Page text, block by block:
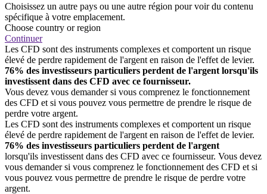
Choisissez un autre pays ou une autre région pour voir du contenu
spécifique à votre emplacement.
Choose country or region
Continuer
Les CFD sont des instruments complexes et comportent un risque
élevé de perdre rapidement de l'argent en raison de l'effet de levier.
76% des investisseurs particuliers perdent de l'argent lorsqu'ils
investissent dans des CFD avec ce fournisseur.
Vous devez vous demander si vous comprenez le fonctionnement
des CFD et si vous pouvez vous permettre de prendre le risque de
perdre votre argent.
Les CFD sont des instruments complexes et comportent un risque
élevé de perdre rapidement de l'argent en raison de l'effet de levier.
76% des investisseurs particuliers perdent de l'argent
lorsqu'ils investissent dans des CFD avec ce fournisseur. Vous devez
vous demander si vous comprenez le fonctionnement des CFD et si
vous pouvez vous permettre de prendre le risque de perdre votre
argent.